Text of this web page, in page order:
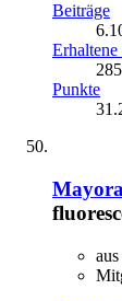
Beiträge
Erhaltene
285
Punkte